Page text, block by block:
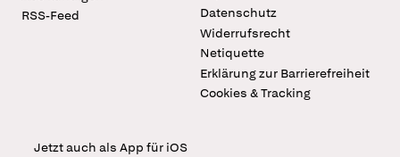
RSS-Feed
Datenschutz
Widerrufsrecht
Netiquette
Erklärung zur Barrierefreiheit
Cookies & Tracking
Jetzt auch als App für iOS